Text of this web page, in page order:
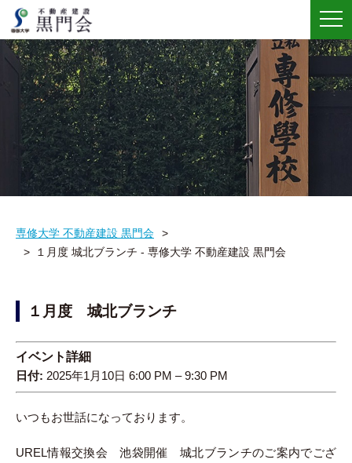
メ
ュ
専修大学 不動産建設 黒門会
１月度 城北ブランチ - 専修大学 不動産建設 黒門会
１月度 城北ブランチ
イベント詳細
日付: 2025年1月10日 6:00 PM –9:30 PM
いつもお世話になっております。
UREL情報交換会 池袋開催 城北ブランチのご案内でござ